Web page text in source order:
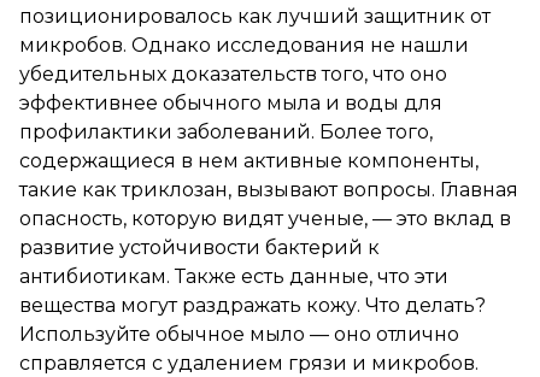
позиционировалось как лучший защитник от
микробов. Однако исследования не нашли
убедительных доказательств того, что оно
эффективнее обычного мыла и воды для
профилактики заболеваний. Более того,
содержащиеся в нем активные компоненты,
такие как триклозан, вызывают вопросы. Главная
опасность, которую видят ученые, — это вклад в
развитие устойчивости бактерий к
антибиотикам. Также есть данные, что эти
вещества могут раздражать кожу. Что делать?
Используйте обычное мыло — оно отлично
справляется с удалением грязи и микробов.